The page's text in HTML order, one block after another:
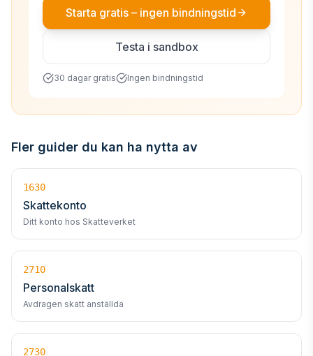
Starta gratis – ingen bindningstid
Testa i sandbox
30 dagar gratis Ingen bindningstid
Fler guider du kan ha nytta av
1630
Skattekonto
Ditt konto hos Skatteverket
2710
Personalskatt
Avdragen skatt anställda
2730